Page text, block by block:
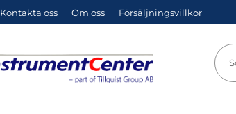
Kontakta oss Om oss Försäljningsvillkor
Sök